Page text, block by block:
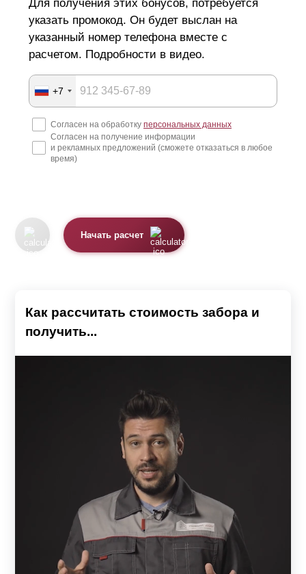
Для получения этих бонусов, потребуется
указать промокод. Он будет выслан на
указанный номер телефона вместе с
расчетом. Подробности в видео.
+7
Согласен на обработку персональных данных
Согласен на получение информации
и рекламных предложений (сможете отказаться в любое
время)
Начать расчет
Как рассчитать стоимость забора и
получить...